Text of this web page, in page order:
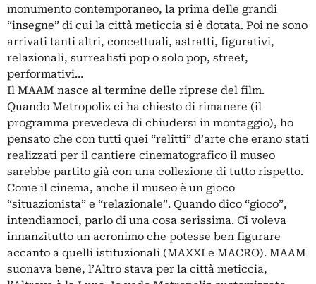
monumento contemporaneo, la prima delle grandi
“insegne” di cui la città meticcia si è dotata. Poi ne sono
arrivati tanti altri, concettuali, astratti, figurativi,
relazionali, surrealisti pop o solo pop, street,
performativi…
Il MAAM nasce al termine delle riprese del film.
Quando Metropoliz ci ha chiesto di rimanere (il
programma prevedeva di chiudersi in montaggio), ho
pensato che con tutti quei “relitti” d’arte che erano stati
realizzati per il cantiere cinematografico il museo
sarebbe partito già con una collezione di tutto rispetto.
Come il cinema, anche il museo è un gioco
“situazionista” e “relazionale”. Quando dico “gioco”,
intendiamoci, parlo di una cosa serissima. Ci voleva
innanzitutto un acronimo che potesse ben figurare
accanto a quelli istituzionali (MAXXI e MACRO). MAAM
suonava bene, l’Altro stava per la città meticcia,